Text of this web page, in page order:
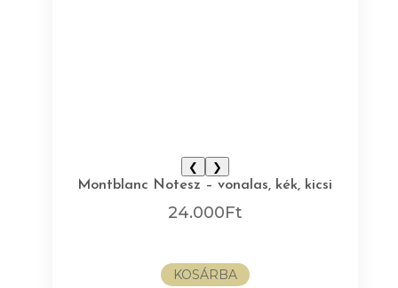
❮
❯
Montblanc Notesz – vonalas, kék, kicsi
24.000Ft
KOSÁRBA